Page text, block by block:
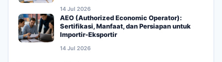
14 Jul 2026
AEO (Authorized Economic Operator):
Sertifikasi, Manfaat, dan Persiapan untuk
Importir-Eksportir
14 Jul 2026